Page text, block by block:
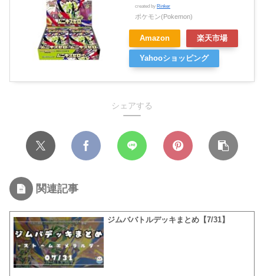
created by Rinker
ポケモン(Pokemon)
Amazon 楽天市場
Yahooショッピング
シェアする
関連記事
ジムババトルデッキまとめ【7/31】